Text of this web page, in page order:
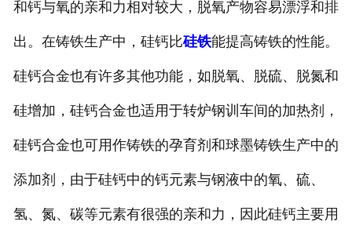
和钙与氧的亲和力相对较大，脱氧产物容易漂浮和排
出。在铸铁生产中，硅钙比硅铁能提高铸铁的性能。
硅钙合金也有许多其他功能，如脱氧、脱硫、脱氮和
硅增加，硅钙合金也适用于转炉钢训车间的加热剂，
硅钙合金也可用作铸铁的孕育剂和球墨铸铁生产中的
添加剂，由于硅钙中的钙元素与钢液中的氧、硫、
氢、氮、碳等元素有很强的亲和力，因此硅钙主要用